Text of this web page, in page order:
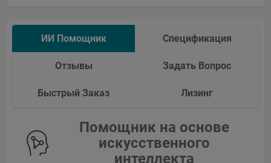
ИИ Помощник Спецификация
Отзывы Задать Вопрос
Быстрый Заказ Лизинг
Помощник на основе
искусственного
интеллекта